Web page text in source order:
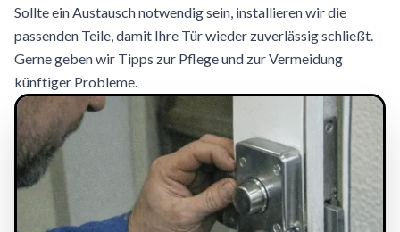
Sollte ein Austausch notwendig sein, installieren wir die
passenden Teile, damit Ihre Tür wieder zuverlässig schließt.
Gerne geben wir Tipps zur Pflege und zur Vermeidung
künftiger Probleme.